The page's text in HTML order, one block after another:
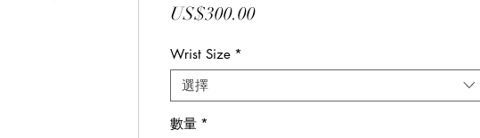
US$300.00價
Wrist Size *
選擇
數量 *